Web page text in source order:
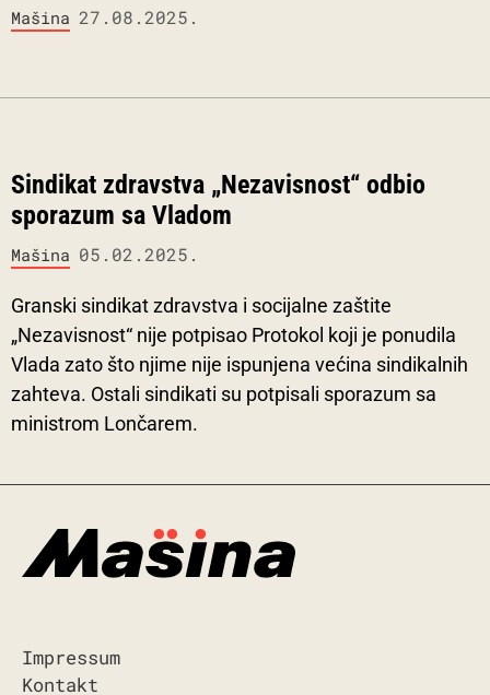
Mašina 27.08.2025.
Sindikat zdravstva „Nezavisnost“ odbio
sporazum sa Vladom
Mašina 05.02.2025.
Granski sindikat zdravstva i socijalne zaštite
„Nezavisnost“ nije potpisao Protokol koji je ponudila
Vlada zato što njime nije ispunjena većina sindikalnih
zahteva. Ostali sindikati su potpisali sporazum sa
ministrom Lončarem.
Impressum
Kontakt